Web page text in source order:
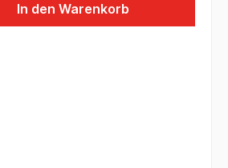
In den Warenkorb